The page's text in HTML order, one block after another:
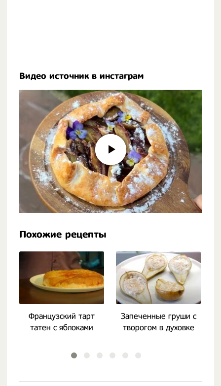
Видео источник в инстаграм
Похожие рецепты
Французский тарт
татен с яблоками
Запеченные груши с
творогом в духовке